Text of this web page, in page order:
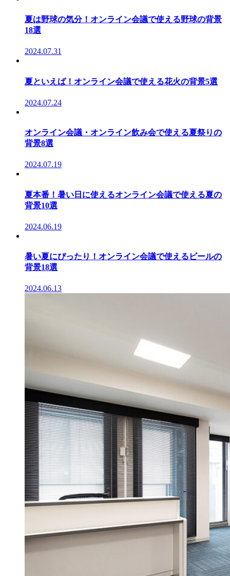
夏は野球の気分！オンライン会議で使える野球の背景
18選
2024.07.31
夏といえば！オンライン会議で使える花火の背景5選
2024.07.24
オンライン会議・オンライン飲み会で使える夏祭りの
背景8選
2024.07.19
夏本番！暑い日に使えるオンライン会議で使える夏の
背景10選
2024.06.19
暑い夏にぴったり！オンライン会議で使えるビールの
背景18選
2024.06.13